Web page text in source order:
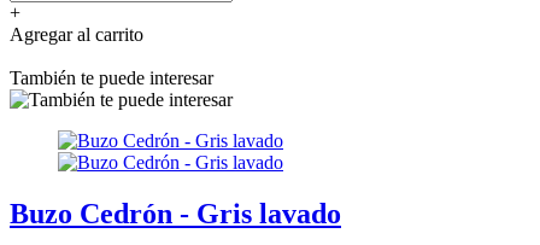
+
Agregar al carrito
También te puede interesar
Buzo Cedrón - Gris lavado